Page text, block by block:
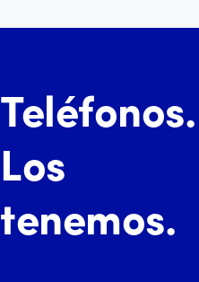
Teléfonos.
Los
tenemos.